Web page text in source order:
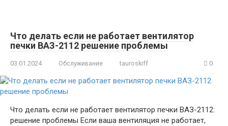
Что делать если не работает вентилятор
печки ВАЗ-2112 решение проблемы
03.01.2024 Обслуживание tauroskiff 0
Что делать если не работает вентилятор печки ВАЗ-2112:
решение проблемы Если ваша вентиляция не работает,